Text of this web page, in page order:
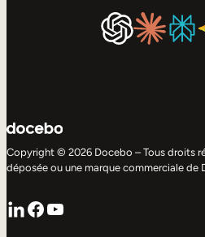
Copyright © 2026 Docebo – Tous droits
déposée ou une marque commerciale de
LinkedIn
Facebook
YouTube